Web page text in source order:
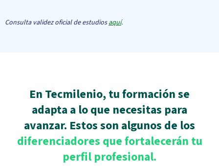
Consulta validez oficial de estudiosaquí.
En Tecmilenio, tu formación se
adapta a lo que necesitas para
avanzar. Estos son algunos de los
diferenciadores que fortalecerán tu
perfil profesional.